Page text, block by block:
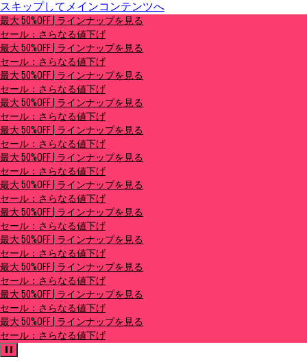
スキップしてメインコンテンツへ
最大 50%OFF | ラインナップを見る
セール：さらなる値下げ
最大 50%OFF | ラインナップを見る
セール：さらなる値下げ
最大 50%OFF | ラインナップを見る
セール：さらなる値下げ
最大 50%OFF | ラインナップを見る
セール：さらなる値下げ
最大 50%OFF | ラインナップを見る
セール：さらなる値下げ
最大 50%OFF | ラインナップを見る
セール：さらなる値下げ
最大 50%OFF | ラインナップを見る
セール：さらなる値下げ
最大 50%OFF | ラインナップを見る
セール：さらなる値下げ
最大 50%OFF | ラインナップを見る
セール：さらなる値下げ
最大 50%OFF | ラインナップを見る
セール：さらなる値下げ
最大 50%OFF | ラインナップを見る
セール：さらなる値下げ
最大 50%OFF | ラインナップを見る
セール：さらなる値下げ
最大 50%OFF | ラインナップを見る
セール：さらなる値下げ